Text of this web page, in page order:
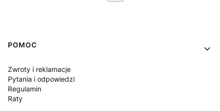
Linki w stopce
POMOC
Zwroty i reklamacje
Pytania i odpowiedzi
Regulamin
Raty